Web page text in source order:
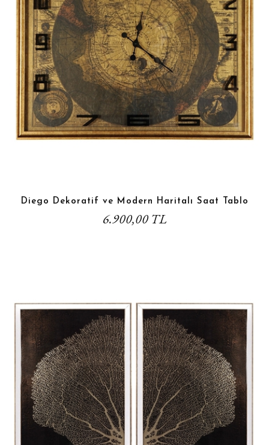
Diego Dekoratif ve Modern Haritalı Saat Tablo
6.900,00 TL